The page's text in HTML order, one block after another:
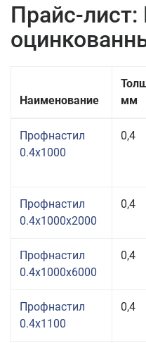
Прайс-
Наименование
мм
Профнастил
0.4x1000
0,4
Профнастил
0.4x1000x2000
0,4
Профнастил
0.4x1000x6000
0,4
Профнастил
0.4x1100
0,4